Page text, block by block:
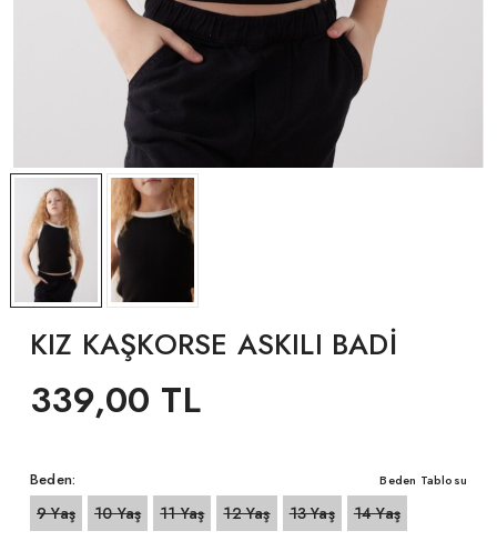
KIZ KAŞKORSE ASKILI BADİ
339,00 TL
Beden: Beden Tablosu
9 Yaş 10 Yaş 11 Yaş 12 Yaş 13 Yaş 14 Yaş